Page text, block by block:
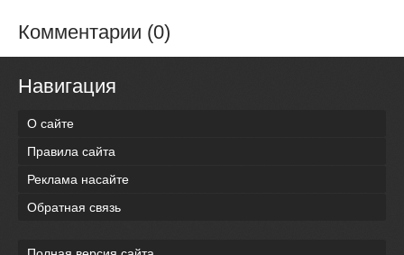
Комментарии (0)
Навигация
О сайте
Правила сайта
Реклама насайте
Обратная связь